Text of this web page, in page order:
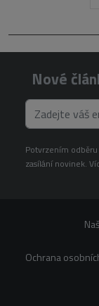
Nové
Potvrzením
zasílání novinek.
Ochrana